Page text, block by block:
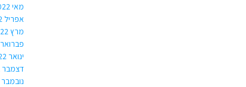
מאי 2022
אפריל 2022
מרץ 2022
פברואר 2022
ינואר 2022
דצמבר 2021
נובמבר 2021